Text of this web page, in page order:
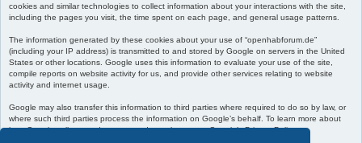
cookies and similar technologies to collect information about your interactions with the site,
including the pages you visit, the time spent on each page, and general usage patterns.
The information generated by these cookies about your use of “openhabforum.de”
(including your IP address) is transmitted to and stored by Google on servers in the United
States or other locations. Google uses this information to evaluate your use of the site,
compile reports on website activity for us, and provide other services relating to website
activity and internet usage.
Google may also transfer this information to third parties where required to do so by law, or
where such third parties process the information on Google’s behalf. To learn more about
how Google collects and processes data, please see Google’s Privacy Policy at: